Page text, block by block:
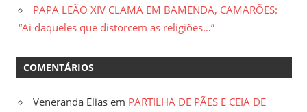
PAPA LEÃO XIV CLAMA EM BAMENDA, CAMARÕES:
“Ai daqueles que distorcem as religiões…”
COMENTÁRIOS
Veneranda Elias em PARTILHA DE PÃES E CEIA DE